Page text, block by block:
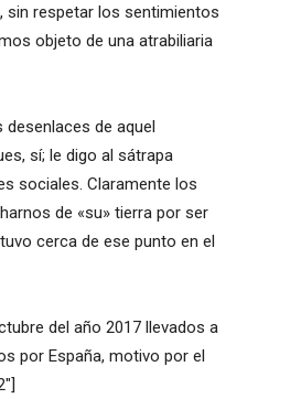
sin respetar los sentimientos
objeto de una atrabiliaria
de aquel
sí; le digo al sátrapa
sociales. Claramente los
de «su» tierra por ser
cerca de ese punto en el
del año 2017 llevados a
por España, motivo por el